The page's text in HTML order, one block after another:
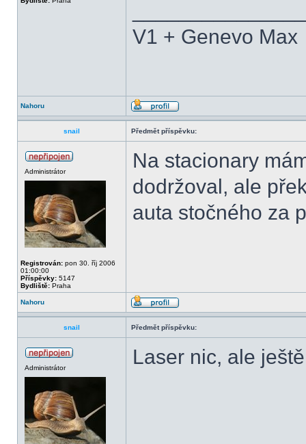
V1 + Genevo Max
Nahoru
snail Předmět příspěvku:
Administrátor
Registrován: pon 30. říj 2006
01:00:00
Příspěvky: 5147
Bydliště: Praha
Na stacionary
dodržoval, ale
auta stočného za
Nahoru
snail Předmět příspěvku:
Administrátor Laser nic, ale